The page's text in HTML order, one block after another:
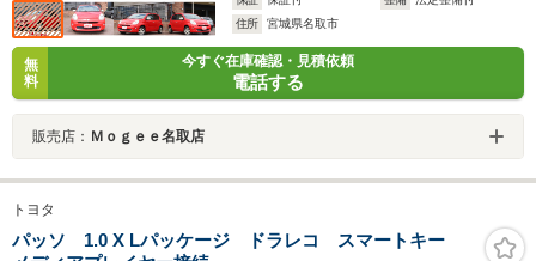
住所
宮城県名取市
無
料
今すぐ在庫確認・見積依頼
電話する
販売店： Ｍｏｇｅｅ名取店
トヨタ
パッソ 1.0 X Lパッケージ ドラレコ スマートキー